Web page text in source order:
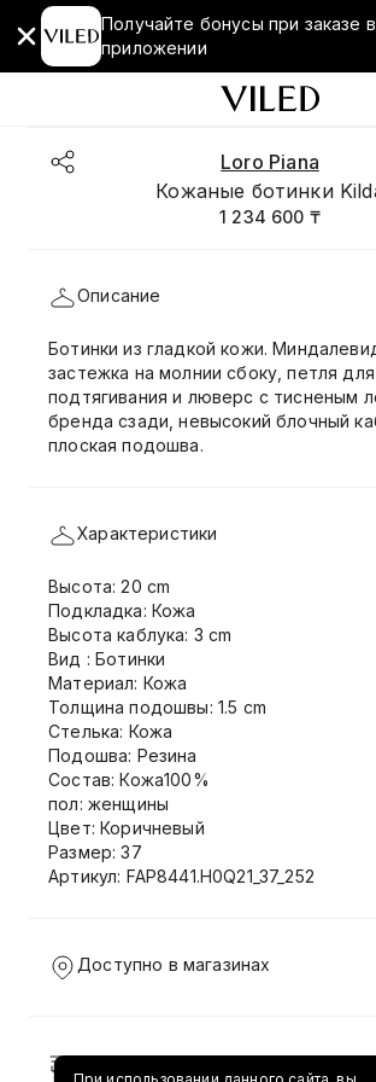
Получайте бонусы при заказе в
приложении
Loro Piana
Кожаные ботинки
1 234 600 ₸
Описание
Ботинки из гладкой кожи.
застежка на молнии сбоку, петля для
подтягивания и люверс с тисненым
бренда сзади, невысокий блочный
плоская подошва.
Характеристики
Высота: 20 cm
Подкладка: Кожа
Высота каблука: 3 cm
Вид : Ботинки
Материал: Кожа
Толщина подошвы: 1.5 cm
Стелька: Кожа
Подошва: Резина
Состав: Кожа100%
пол: женщины
Цвет: Коричневый
Размер: 37
Артикул: FAP8441.H0Q21_37_252
Доступно в магазинах
Доставка и возврат